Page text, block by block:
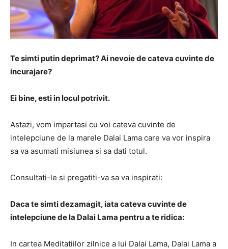
Te simti putin deprimat? Ai nevoie de cateva cuvinte de
incurajare?
Ei bine, esti in locul potrivit.
Astazi, vom impartasi cu voi cateva cuvinte de
intelepciune de la marele Dalai Lama care va vor inspira
sa va asumati misiunea si sa dati totul.
Consultati-le si pregatiti-va sa va inspirati:
Daca te simti dezamagit, iata cateva cuvinte de
intelepciune de la Dalai Lama pentru a te ridica:
In cartea Meditatiilor zilnice a lui Dalai Lama, Dalai Lama a